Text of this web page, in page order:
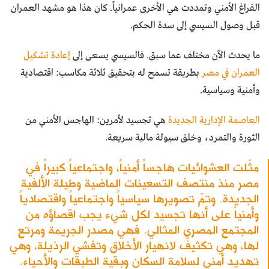
الفراغ الأمني وتمددت هي الأخرى عمرانياً. كان هذا هو مشهد العمران
قبل وصول السيسي إلى سدة الحكم.
ما يحدث الآن مختلف عما سبق. فالسيسي يسعى إلىإعادة تشكيل
العمران في مصر بطريقة تسمح له بتحقيق ثلاثة مكاسب: اقتصادية
وأمنية وسياسية.
العاصمة الإدارية الجديدة هي تجسيد لأمرين: الهاجس الأمني من
الثورة والتمرد، وخلق سيولة مالية سريعة.
مثّلت العشوائيات هاجساً أمنياً، واجتماعياً كبيراً في
مصر منذ منتصف التسعينات الماضية وطيلة الألفية
الجديدة. وتمّ تصويرها سياسياً واجتماعياً واقتصادياً
وأمنياً على أنها تجسيد لكل شيء يجب اقصاؤه من
المجتمع المصري المثالي. فهي مصدر الجريمة ومرتع
لها، وهي تكثيف لانهيار الأخلاق وتفشي الرذيلة، وهي
تهديد أمني لسلامة السكان وبقية الطبقات والأحياء.